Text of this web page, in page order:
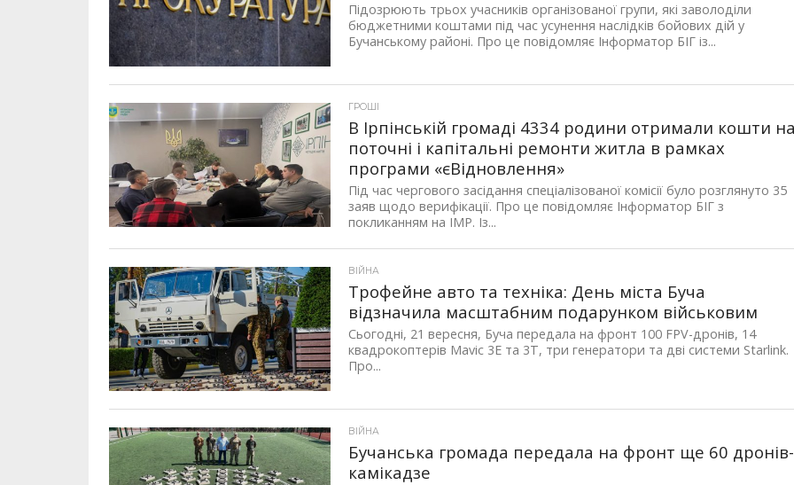
​​Підозрюють трьох учасників організованої групи, які заволоділи
бюджетними коштами під час усунення наслідків бойових дій у
Бучанському районі. Про це повідомляє Інформатор БІГ із...
ГРОШІ
В Ірпінській громаді 4334 родини отримали кошти
поточні і капітальні ремонти житла в рамках
програми «єВідновлення»
Під час чергового засідання спеціалізованої комісії було розглянуто 35
заяв щодо верифікації. Про це повідомляє Інформатор БІГ з
покликанням на ІМР. Із...
ВІЙНА
Трофейне авто та техніка: День міста Буча
відзначила масштабним подарунком військовим
Сьогодні, 21 вересня, Буча передала на фронт 100 FPV-дронів, 14
квадрокоптерів Mavic 3E та 3T, три генератори та дві системи Starlink.
Про...
ВІЙНА
Бучанська громада передала на фронт ще 60 дронів-
камікадзе